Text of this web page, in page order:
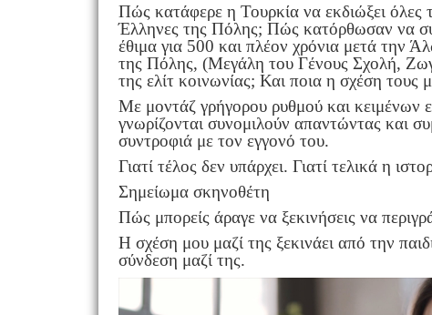
Πώς κατάφερε η Τουρκία να εκδιώξει όλες
Έλληνες της Πόλης; Πώς κατόρθωσαν να
έθιμα για 500 και πλέον χρόνια μετά την
της Πόλης, (Μεγάλη του Γένους Σχολή,
της ελίτ κοινωνίας; Και ποια η σχέση τους
Με μοντάζ γρήγορου ρυθμού και κειμένων
γνωρίζονται συνομιλούν απαντώντας και
συντροφιά με τον εγγονό του.
Γιατί τέλος δεν υπάρχει. Γιατί τελικά η
Σημείωμα σκηνοθέτη
Πώς μπορείς άραγε να ξεκινήσεις να
Η σχέση μου μαζί της ξεκινάει από την
σύνδεση μαζί της.